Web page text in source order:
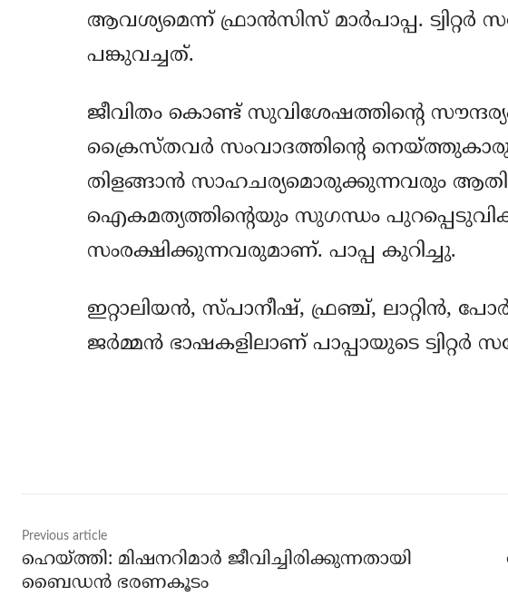
ആവശ്യമെന്ന് ഫ്രാന്‍സിസ് മാര്‍പാപ്പ. ട്വിറ്റര്‍
പങ്കുവച്ചത്.
ജീവിതം കൊണ്ട് സുവിശേഷത്തിന്റെ സൗന്ദര്യം
ക്രൈസ്തവര്‍ സംവാദത്തിന്റെ
തിളങ്ങാന്‍ സാഹചര്യമൊരുക്കുന്നവരും
ഐകമത്യത്തിന്റെയും സുഗന്ധം
സംരക്ഷിക്കുന്നവരുമാണ്. പാപ്പ കുറിച്ചു.
ഇറ്റാലിയന്‍, സ്പാനീഷ്, ഫ്രഞ്ച്, ലാറ്റിന്‍,
ജര്‍മ്മന്‍ ഭാഷകളിലാണ് പാപ്പായുടെ ട്വിറ്റര്‍
Previous article
ഹെയ്ത്തി: മിഷനറിമാര്‍ ജീവിച്ചിരിക്കുന്നതായി
ബൈഡന്‍ ഭരണകൂടം